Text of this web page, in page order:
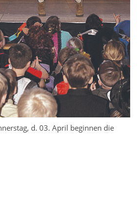
d. 03. April beginnen die